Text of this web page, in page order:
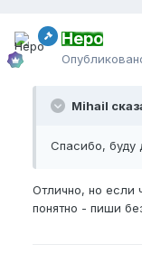
Неро
Mihail
Спасибо, буду
Отлично, но если
понятно - пиши